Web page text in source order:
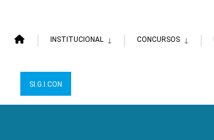
INSTITUCIONAL CONCURSOS
SI.G.I.CON